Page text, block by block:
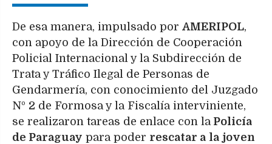
De esa manera, impulsado por AMERIPOL,
con apoyo de la Dirección de Cooperación
Policial Internacional y la Subdirección de
Trata y Tráfico Ilegal de Personas de
Gendarmería, con conocimiento del Juzgado
Nº 2 de Formosa y la Fiscalía interviniente,
se realizaron tareas de enlace con la Policía
de Paraguay para poder rescatar a la joven